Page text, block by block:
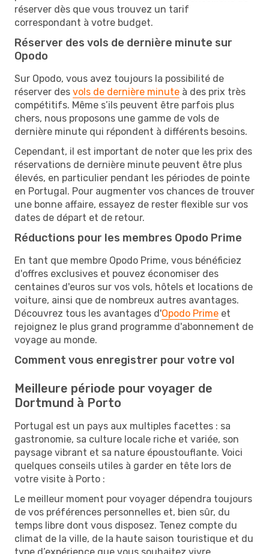
réserver dès que vous trouvez un tarif
correspondant à votre budget.
Réserver des vols de dernière minute sur
Opodo
Sur Opodo, vous avez toujours la possibilité de
réserver des vols de dernière minute à des prix très
compétitifs. Même s’ils peuvent être parfois plus
chers, nous proposons une gamme de vols de
dernière minute qui répondent à différents besoins.
Cependant, il est important de noter que les prix des
réservations de dernière minute peuvent être plus
élevés, en particulier pendant les périodes de pointe
en Portugal. Pour augmenter vos chances de trouver
une bonne affaire, essayez de rester flexible sur vos
dates de départ et de retour.
Réductions pour les membres Opodo Prime
En tant que membre Opodo Prime, vous bénéficiez
d'offres exclusives et pouvez économiser des
centaines d'euros sur vos vols, hôtels et locations de
voiture, ainsi que de nombreux autres avantages.
Découvrez tous les avantages d'Opodo Prime et
rejoignez le plus grand programme d'abonnement de
voyage au monde.
Comment vous enregistrer pour votre vol
Meilleure période pour voyager de
Dortmund à Porto
Portugal est un pays aux multiples facettes : sa
gastronomie, sa culture locale riche et variée, son
paysage vibrant et sa nature époustouflante. Voici
quelques conseils utiles à garder en tête lors de
votre visite à Porto :
Le meilleur moment pour voyager dépendra toujours
de vos préférences personnelles et, bien sûr, du
temps libre dont vous disposez. Tenez compte du
climat de la ville, de la haute saison touristique et du